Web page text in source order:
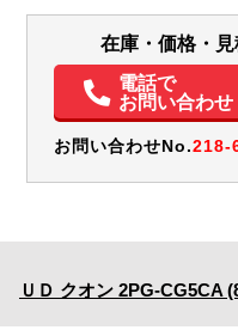
パワステ
電動格納ミラー
ETC バックモ
在庫・価格・
電話で
お問い合わせ
お問い合わせNo.218-
ＵＤ クオン 2PG-CG5CA